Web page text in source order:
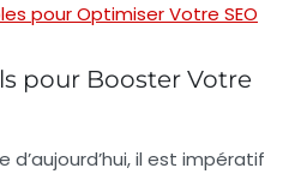
pour Optimiser Votre SEO
pour Booster Votre
il est impératif